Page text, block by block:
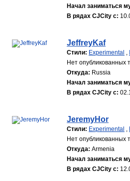
Начал заниматься
В рядах CJCity с:
JeffreyKaf
Стили: Experimental ,
Нет опубликованных
Откуда: Russia
Начал заниматься
В рядах CJCity с:
JeremyHor
Стили: Experimental ,
Нет опубликованных
Откуда: Armenia
Начал заниматься
В рядах CJCity с: